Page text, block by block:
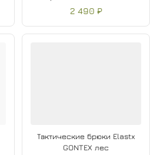
2 490 ₽
Тактические брюки Elastx
GONTEX лес